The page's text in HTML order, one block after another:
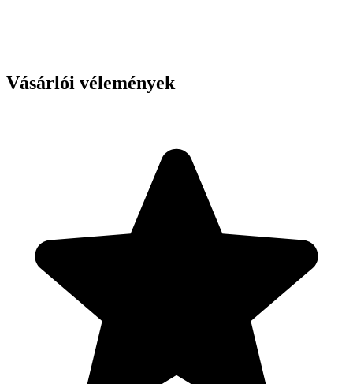
Vásárlói vélemények